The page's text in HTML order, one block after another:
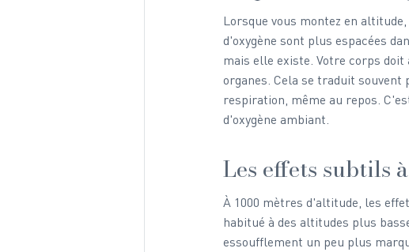
Lorsque vous montez en
d'oxygène sont plus espacées
mais elle existe. Votre corps
organes. Cela se traduit
respiration, même au repos.
d'oxygène ambiant.
Les effets subtils
À 1000 mètres d'altitude, les
habitué à des altitudes plus
essoufflement un peu plus